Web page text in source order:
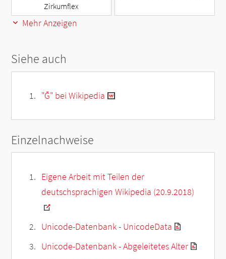
Zirkumflex
Mehr Anzeigen
Siehe auch
"Ḡ" bei Wikipedia
Einzelnachweise
Eigene Arbeit mit Teilen der
deutschsprachigen Wikipedia (20.9.2018)
Unicode-Datenbank - UnicodeData
Unicode-Datenbank - Abgeleitetes Alter